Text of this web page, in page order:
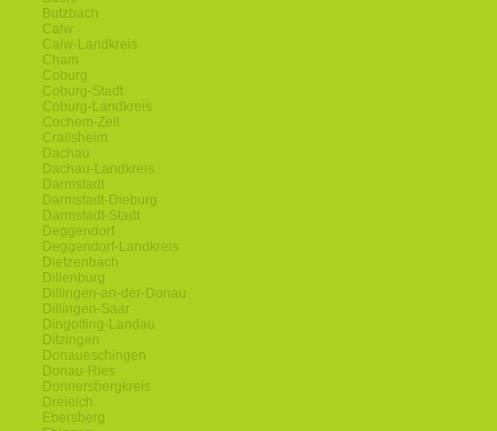
Butzbach
Calw
Calw-Landkreis
Cham
Coburg
Coburg-Stadt
Coburg-Landkreis
Cochem-Zell
Crailsheim
Dachau
Dachau-Landkreis
Darmstadt
Darmstadt-Dieburg
Darmstadt-Stadt
Deggendorf
Deggendorf-Landkreis
Dietzenbach
Dillenburg
Dillingen-an-der-Donau
Dillingen-Saar
Dingolfing-Landau
Ditzingen
Donaueschingen
Donau-Ries
Donnersbergkreis
Dreieich
Ebersberg